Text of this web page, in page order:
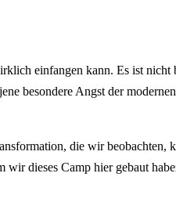
einfangen kann. Es ist
besondere Angst der
die wir
wir dieses Camp hier gebaut